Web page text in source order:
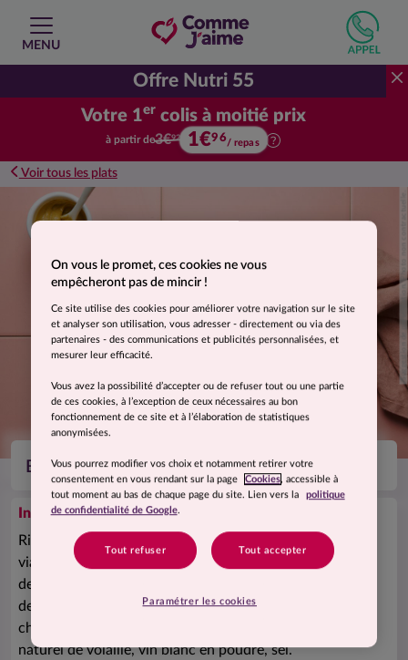
MENU
Offre Nutri 55
Votre 1er colis à moitié prix
Votre premier colis à moitié prix.
à partir de3€92 1€96/ repas
Voir tous les plats
Suggestion de présentation. Photo non contractuelle.
Blanquette de volaille et son riz
Ingrédients
Riz précuit 40% (eau, riz long étuvé, huile de colza, sel),
viande de dinde précuite traitée en salaison 28% (viande
de dinde (origine France), eau, fécule de manioc, amidon
de riz, sel), eau, carotte 5%,crèmefraîche (
champignons de Paris 3%, oignon, fibres de lin, arôme
naturel de volaille, vin blanc en poudre, sel.
On vous le promet, ces cookies ne vous
empêcheront pas de mincir !
Ce site utilise des cookies pour améliorer votre navigation sur le site
et analyser son utilisation, vous adresser - directement ou via des
partenaires - des communications et publicités personnalisées, et
mesurer leur efficacité.
Vous avez la possibilité d’accepter ou de refuser tout ou une partie
de ces cookies, à l’exception de ceux nécessaires au bon
fonctionnement de ce site et à l’élaboration de statistiques
anonymisées.
Vous pourrez modifier vos choix et notamment retirer votre
consentement en vous rendant sur la page Cookies, accessible à
tout moment au bas de chaque page du site. Lien vers la
politique
de confidentialité de Google.
Tout refuser Tout accepter
Paramétrer les cookies